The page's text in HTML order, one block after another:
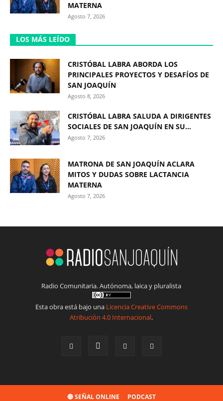
MATERNA
Agosto 7, 2026
LOS MÁS LEÍDO
CRISTÓBAL LABRA ABORDA LOS
PRINCIPALES PROYECTOS Y DESAFÍOS DE
SAN JOAQUÍN
Agosto 8, 2026
CRISTÓBAL LABRA SALUDA A DIRIGENTES
SOCIALES DE SAN JOAQUÍN EN SU...
Agosto 7, 2026
MATRONA DE SAN JOAQUÍN ACLARA
MITOS Y DUDAS SOBRE LACTANCIA
MATERNA
Agosto 7, 2026
Radio Comunitaria. Autónoma, laica y pluralista
Esta obra está bajo una Licencia Creative Commons
Atribución 4.0 Internacional.
🔴 SEÑAL ONLINE PODCAST